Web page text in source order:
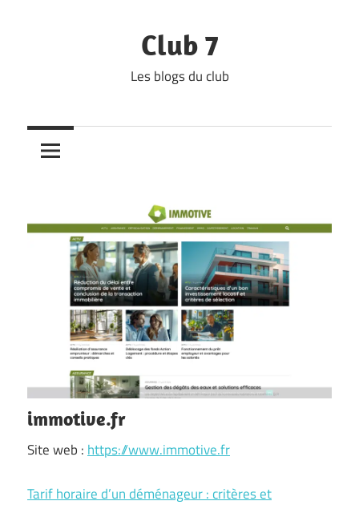
Club 7
Les blogs du club
immotive.fr
Site web : https://www.immotive.fr
Tarif horaire d’un déménageur : critères et